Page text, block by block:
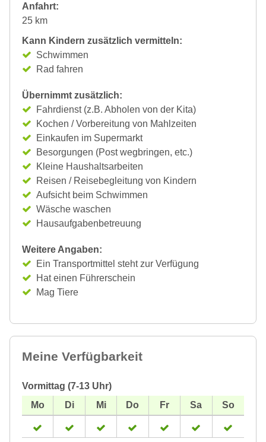
Anfahrt:
25 km
Kann Kindern zusätzlich vermitteln:
Schwimmen
Rad fahren
Übernimmt zusätzlich:
Fahrdienst (z.B. Abholen von der Kita)
Kochen / Vorbereitung von Mahlzeiten
Einkaufen im Supermarkt
Besorgungen (Post wegbringen, etc.)
Kleine Haushaltsarbeiten
Reisen / Reisebegleitung von Kindern
Aufsicht beim Schwimmen
Wäsche waschen
Hausaufgabenbetreuung
Weitere Angaben:
Ein Transportmittel steht zur Verfügung
Hat einen Führerschein
Mag Tiere
Meine Verfügbarkeit
Vormittag (7-13 Uhr)